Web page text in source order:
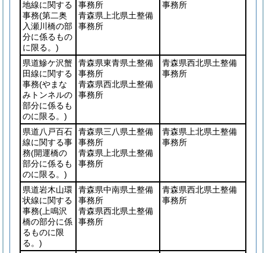
地線に関する
事務(第二奥
入瀬川橋の部
分に係るもの
に限る。)
事務所
青森県上北県土整備
事務所
事務所
県道鰺ケ沢蟹
田線に関する
事務(やまな
みトンネルの
部分に係るも
のに限る。)
青森県東青県土整備
事務所
青森県西北県土整備
事務所
青森県西北県土整備
事務所
県道八戸百石
線に関する事
務(開運橋の
部分に係るも
のに限る。)
青森県三八県土整備
事務所
青森県上北県土整備
事務所
青森県上北県土整備
事務所
県道岩木山環
状線に関する
事務(上鳴沢
橋の部分に係
るものに限
る。)
青森県中南県土整備
事務所
青森県西北県土整備
事務所
青森県西北県土整備
事務所